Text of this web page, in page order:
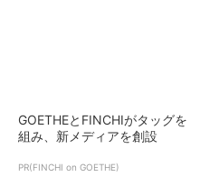
GOETHEとFINCHIがタッグを
組み、新メディアを創設
PR(FINCHI on GOETHE)